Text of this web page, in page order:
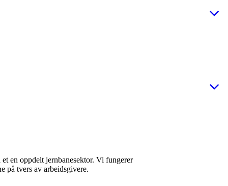
en oppdelt jernbanesektor. Vi fungerer
på tvers av arbeidsgivere.